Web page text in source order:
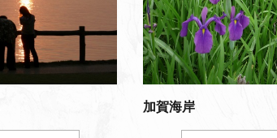
加賀海岸